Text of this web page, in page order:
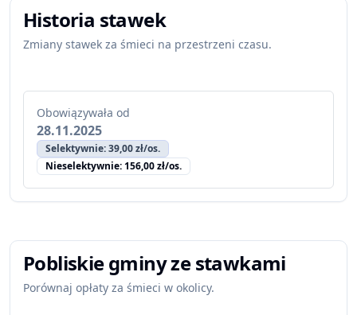
Historia stawek
Zmiany stawek za śmieci na przestrzeni czasu.
Obowiązywała od
28.11.2025
Selektywnie: 39,00 zł/os.
Nieselektywnie: 156,00 zł/os.
Pobliskie gminy ze stawkami
Porównaj opłaty za śmieci w okolicy.